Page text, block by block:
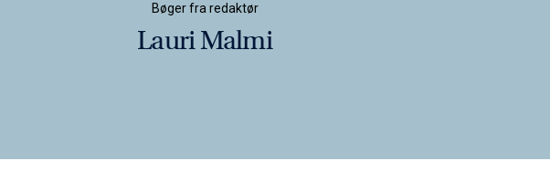
Bøger fra redaktør
Lauri Malmi